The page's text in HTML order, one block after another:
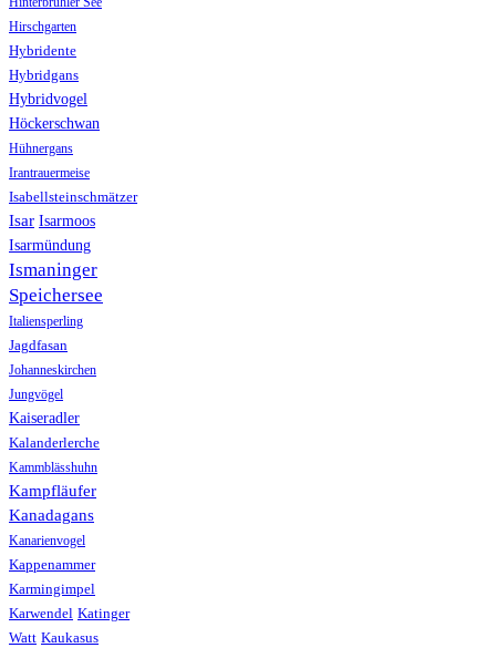
Hirschgarten
Hybridente
Hybridgans
Hybridvogel
Höckerschwan
Hühnergans
Irantrauermeise
Isabellsteinschmätzer
Isar Isarmoos
Isarmündung
Ismaninger
Speichersee
Italiensperling
Jagdfasan
Johanneskirchen
Jungvögel
Kaiseradler
Kalanderlerche
Kammblässhuhn
Kampfläufer
Kanadagans
Kanarienvogel
Kappenammer
Karmingimpel
Karwendel Katinger
Watt Kaukasus